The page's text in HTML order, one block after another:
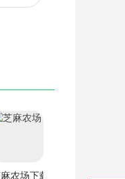
园下载
农场下载